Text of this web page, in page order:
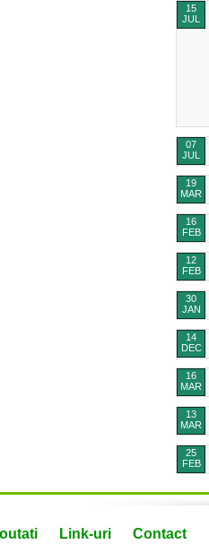
15
JUL
07
JUL
19
MAR
16
FEB
12
FEB
30
JAN
14
DEC
16
MAR
13
MAR
25
FEB
Link-uri Contact